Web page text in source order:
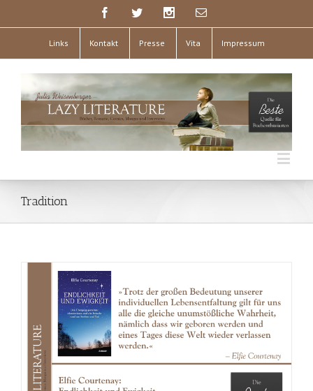
Links Kontakt Presse Vita Impressum
Tradition